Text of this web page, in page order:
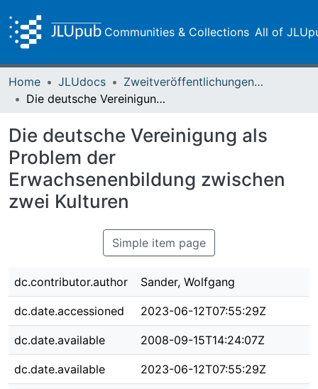
Communities & Collections All of
Home JLUdocs
Zweitveröffentlichungen (grüner Weg)
Die deutsche Vereinigung als Problem der Erwachsenenbildung zwischen zwei Kulturen
Die deutsche Vereinigung als
Problem der
Erwachsenenbildung zwischen
zwei Kulturen
Simple item page
dc.contributor.author Sander, Wolfgang
dc.date.accessioned 2023-06-12T07:55:29Z
dc.date.available 2008-09-15T14:24:07Z
dc.date.available 2023-06-12T07:55:29Z